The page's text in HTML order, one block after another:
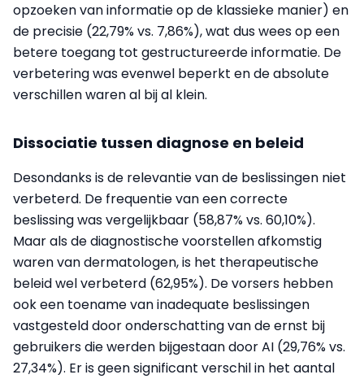
opzoeken van informatie op de klassieke manier) en
de precisie (22,79% vs. 7,86%), wat dus wees op een
betere toegang tot gestructureerde informatie. De
verbetering was evenwel beperkt en de absolute
verschillen waren al bij al klein.
Dissociatie tussen diagnose en beleid
Desondanks is de relevantie van de beslissingen niet
verbeterd. De frequentie van een correcte
beslissing was vergelijkbaar (58,87% vs. 60,10%).
Maar als de diagnostische voorstellen afkomstig
waren van dermatologen, is het therapeutische
beleid wel verbeterd (62,95%). De vorsers hebben
ook een toename van inadequate beslissingen
vastgesteld door onderschatting van de ernst bij
gebruikers die werden bijgestaan door AI (29,76% vs.
27,34%). Er is geen significant verschil in het aantal